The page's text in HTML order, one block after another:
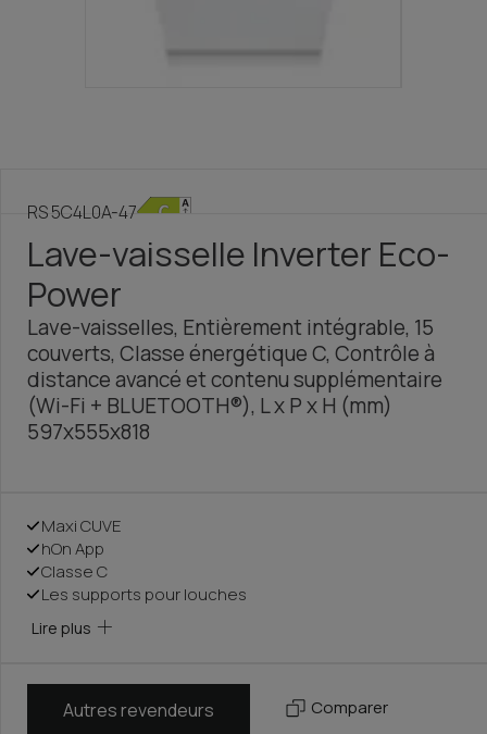
RS 5C4L0A-47
Lave-vaisselle Inverter Eco-
Power
Lave-vaisselles, Entièrement intégrable, 15
couverts, Classe énergétique C, Contrôle à
distance avancé et contenu supplémentaire
(Wi-Fi + BLUETOOTH®), L x P x H (mm)
597x555x818
Maxi CUVE
hOn App
Classe C
Les supports pour louches
Lire plus
Autres revendeurs Comparer